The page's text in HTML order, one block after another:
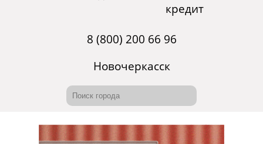
кредит
8 (800) 200 66 96
Новочеркасск